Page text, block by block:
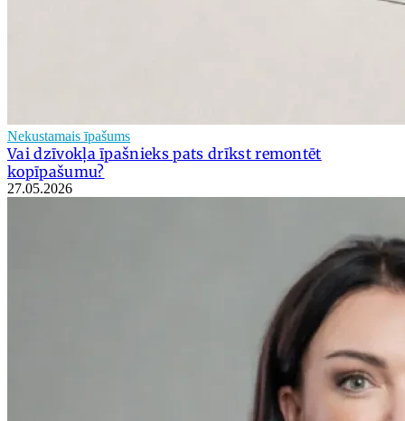
Nekustamais īpašums
Vai dzīvokļa īpašnieks pats drīkst remontēt
kopīpašumu?
27.05.2026